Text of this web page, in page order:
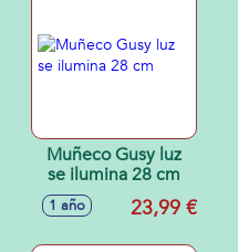
Muñeco Gusy luz
se ilumina 28 cm
1 año 23,99 €